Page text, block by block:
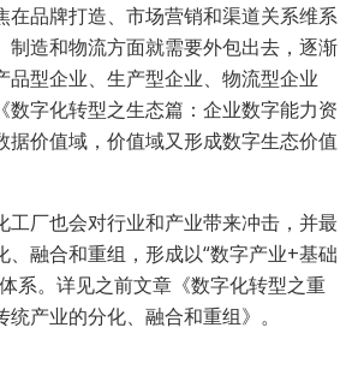
在品牌打造、市场营销和渠道关系维系
制造和物流方面就需要外包出去，逐渐
品型企业、生产型企业、物流型企业
数字化转型之生态篇：企业数字能力资
据价值域，价值域又形成数字生态价值
工厂也会对行业和产业带来冲击，并最
、融合和重组，形成以“数字产业+基础
系。详见之前文章《数字化转型之重
产业的分化、融合和重组》。